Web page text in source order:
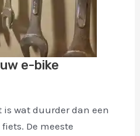
e-bike
wat duurder dan een
De meeste